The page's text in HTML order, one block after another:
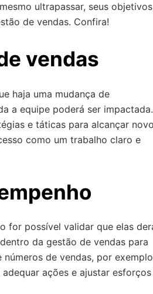
ultrapassar, seus
de vendas. Confira!
vendas
haja uma mudança de
a equipe poderá ser impactada.
e táticas para alcançar
como um trabalho claro e
for possível validar que elas
da gestão de vendas para
de vendas, por
ações e ajustar